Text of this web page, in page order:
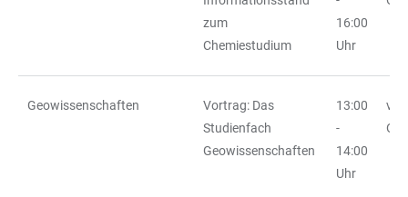
zum
Chemiestudium
16:00
Uhr
Geowissenschaften
Vortrag: Das
Studienfach
Geowissenschaften
13:00
-
14:00
Uhr
vor
Ort